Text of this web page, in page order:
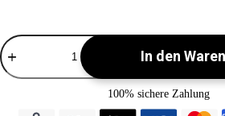
Tastaturkabel
-
USB-
In den
100% sichere Zahlung